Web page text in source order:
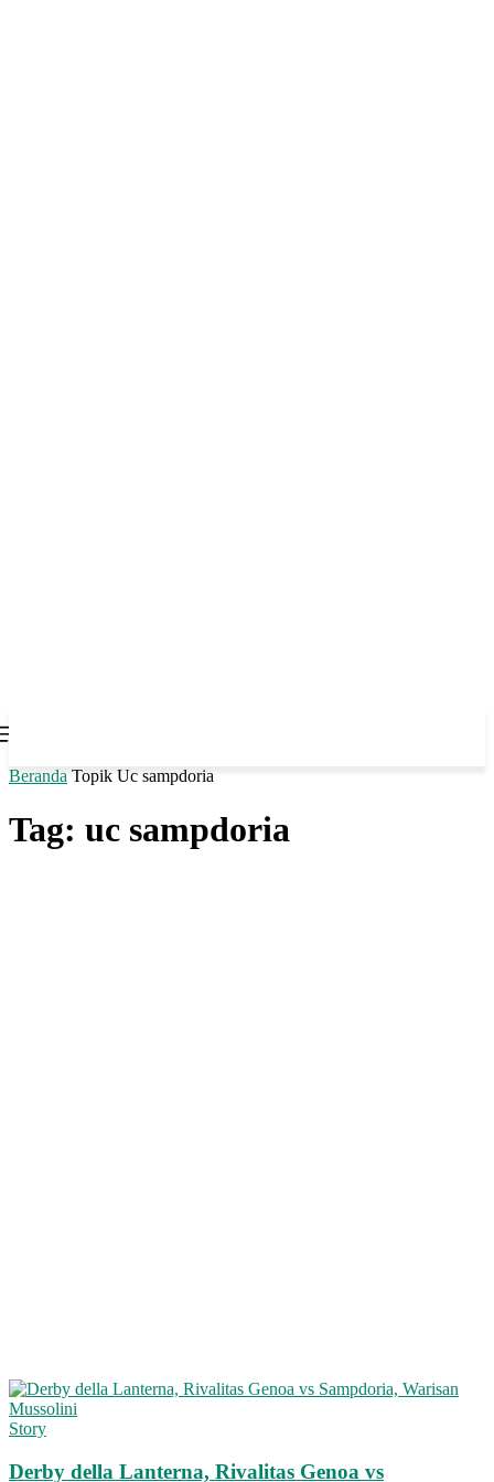
Beranda Topik Uc sampdoria
Tag: uc sampdoria
Story
Derby della Lanterna, Rivalitas Genoa vs